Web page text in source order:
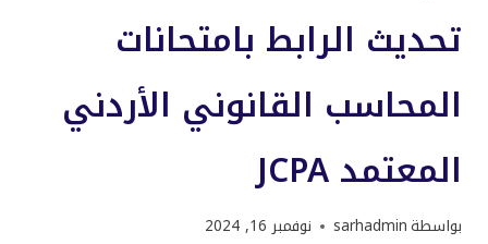
تحديث الرابط بامتحانات
المحاسب القانوني الأردني
المعتمد JCPA
بواسطةsarhadmin نوفمبر 16, 2024